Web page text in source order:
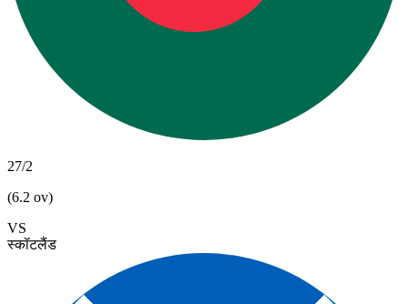
27/2
(6.2 ov)
VS
स्कॉटलैंड